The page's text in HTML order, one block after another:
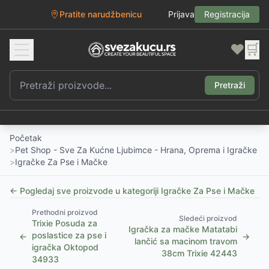
Pratite narudžbenicu Prijava Registracija
❤️ 🛒
Pretraži
Početak
>Pet Shop - Sve Za Kućne Ljubimce - Hrana, Oprema i Igračke
>Igračke Za Pse i Mačke
← Pogledaj sve proizvode u kategoriji Igračke Za Pse i Mačke
←
Prethodni proizvod
Trixie Posuda za
poslastice za pse i
igračka Oktopod
34933
Sledeći proizvod
Igračka za mačke Matatabi
lančić sa macinom travom
38cm Trixie 42443
→